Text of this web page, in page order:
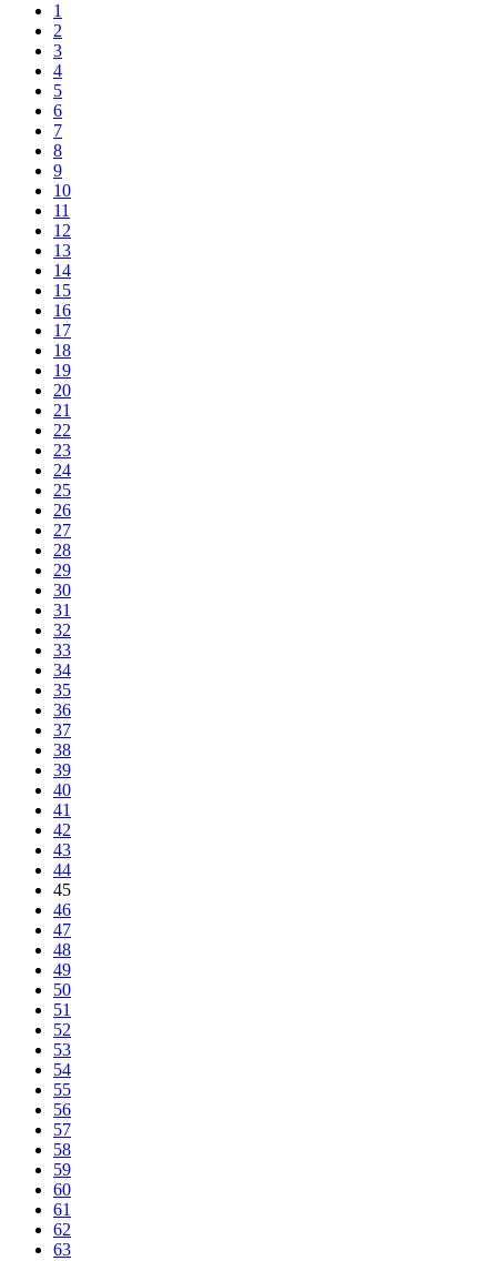
1
2
3
4
5
6
7
8
9
10
11
12
13
14
15
16
17
18
19
20
21
22
23
24
25
26
27
28
29
30
31
32
33
34
35
36
37
38
39
40
41
42
43
44
45
46
47
48
49
50
51
52
53
54
55
56
57
58
59
60
61
62
63